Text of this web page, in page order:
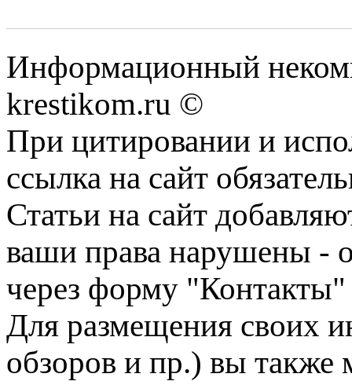
Информационный
krestikom.ru ©
При цитировании и
ссылка на сайт
Статьи на сайт
ваши права нарушены -
через форму "Контакты"
Для размещения своих
обзоров и пр.) вы также